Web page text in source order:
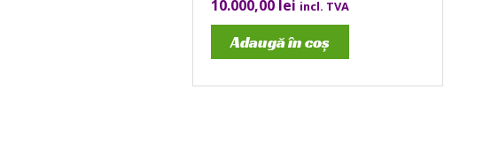
10.000,00 lei incl. TVA
Adaugă în coș